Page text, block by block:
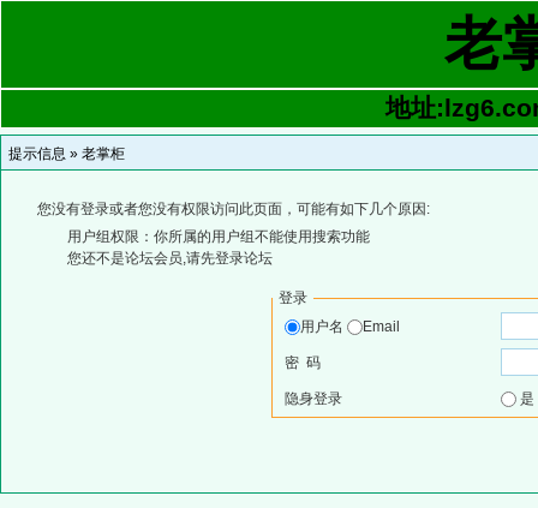
老
地址
提示信息 » 老掌柜
您没有登录或者您没有权限访问此页面，可能有如下几个原因:
用户组权限：你所属的用户组不能使用搜索功能
您还不是论坛会员,请先登录论坛
登录
用户名
Email
密 码
隐身登录